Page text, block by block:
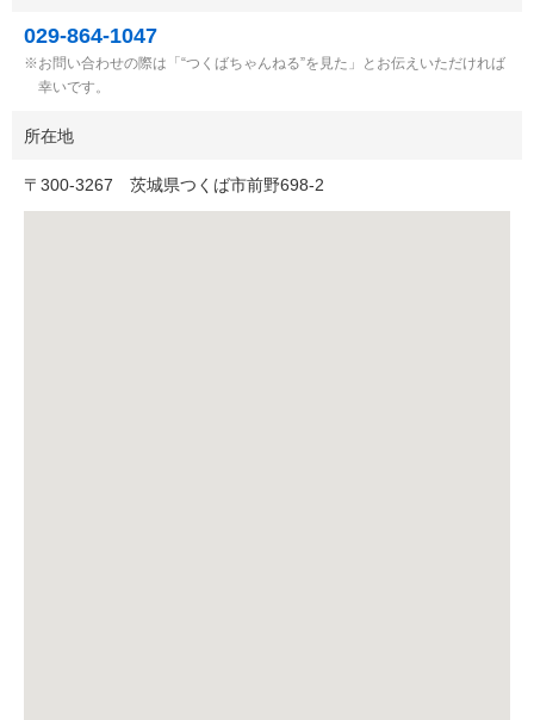
029-864-1047
お問い合わせの際は「“つくばちゃんねる”を見た」とお伝えいただければ
幸いです。
所在地
〒 300-3267 茨城県つくば市前野698-2